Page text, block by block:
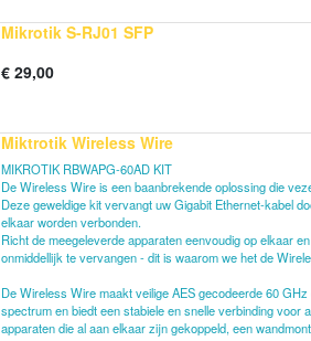
Mikrotik S-RJ01 SFP
€ 29,00
Miktrotik Wireless Wire
MIKROTIK RBWAPG-60AD KIT
De Wireless Wire is een baanbrekende oplossing die
Deze geweldige kit vervangt uw Gigabit Ethernet-kabel
elkaar worden verbonden.
Richt de meegeleverde apparaten eenvoudig op elkaar
onmiddellijk te vervangen - dit is waarom we het de
De Wireless Wire maakt veilige AES gecodeerde 60
spectrum en biedt een stabiele en snelle verbinding
apparaten die al aan elkaar zijn gekoppeld, een